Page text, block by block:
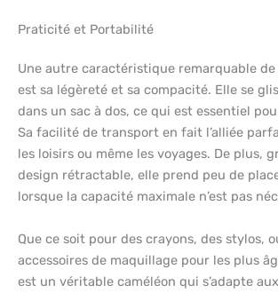
Praticité et Portabilité
Une autre caractéristique remarquable
est sa légèreté et sa compacité. Elle se
dans un sac à dos, ce qui est essentiel
Sa facilité de transport en fait l’alliée
les loisirs ou même les voyages. De plus,
design rétractable, elle prend peu de
lorsque la capacité maximale n’est pas
Que ce soit pour des crayons, des stylos,
accessoires de maquillage pour les plus
est un véritable caméléon qui s’adapte